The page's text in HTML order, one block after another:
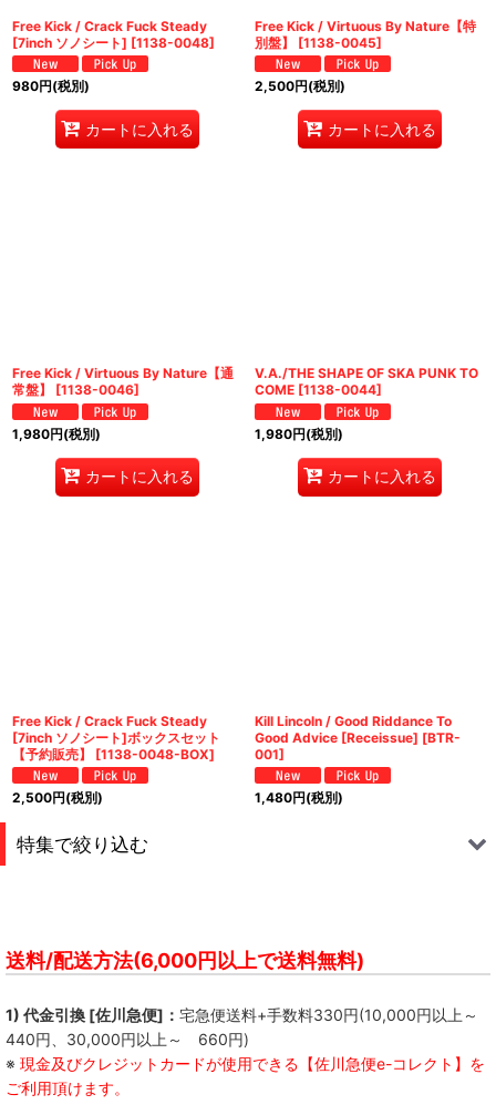
Free Kick / Crack Fuck Steady
[7inch ソノシート] [1138-0048]
980円(税別)
カートに入れる
Free Kick / Virtuous By Nature【特
別盤】
[1138-0045]
2,500円(税別)
カートに入れる
Free Kick / Virtuous By Nature【通
常盤】
[1138-0046]
1,980円(税別)
カートに入れる
V.A./THE SHAPE OF SKA PUNK TO
COME [1138-0044]
1,980円(税別)
カートに入れる
Free Kick / Crack Fuck Steady
[7inch ソノシート]ボックスセット
【予約販売】
[1138-0048-BOX]
2,500円(税別)
Kill Lincoln / Good Riddance To
Good Advice [Receissue] [BTR-
001]
1,480円(税別)
特集で絞り込む
FREE KICK
QUICKDEAD
Kill Lincoln
送料/配送方法(6,000円以上で送料無料)
1) 代金引換 [佐川急便]： 宅急便送料+手数料330円(10,000円以上～
440円、30,000円以上～ 660円)
※ 現金及びクレジットカードが使用できる【佐川急便e-コレクト】を
ご利用頂けます。